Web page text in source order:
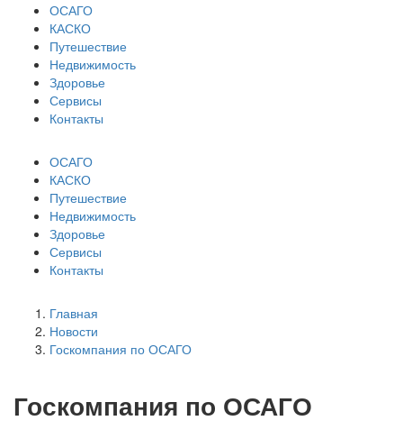
ОСАГО
КАСКО
Путешествие
Недвижимость
Здоровье
Сервисы
Контакты
ОСАГО
КАСКО
Путешествие
Недвижимость
Здоровье
Сервисы
Контакты
Главная
Новости
Госкомпания по ОСАГО
Госкомпания по ОСАГО